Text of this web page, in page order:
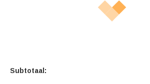
Subtotaal: